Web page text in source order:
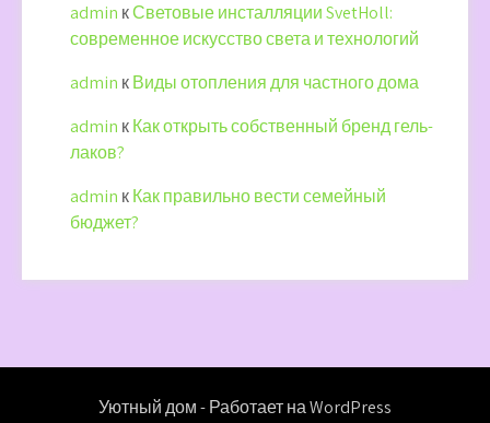
admin кСветовые инсталляции SvetHoll:
современное искусство света и технологий
admin кВиды отопления для частного дома
admin кКак открыть собственный бренд гель-
лаков?
admin кКак правильно вести семейный
бюджет?
Уютный дом - Работает на WordPress